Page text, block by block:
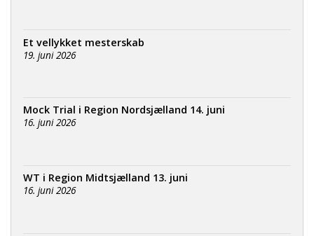
Et vellykket mesterskab
19. juni 2026
Mock Trial i Region Nordsjælland 14. juni
16. juni 2026
WT i Region Midtsjælland 13. juni
16. juni 2026